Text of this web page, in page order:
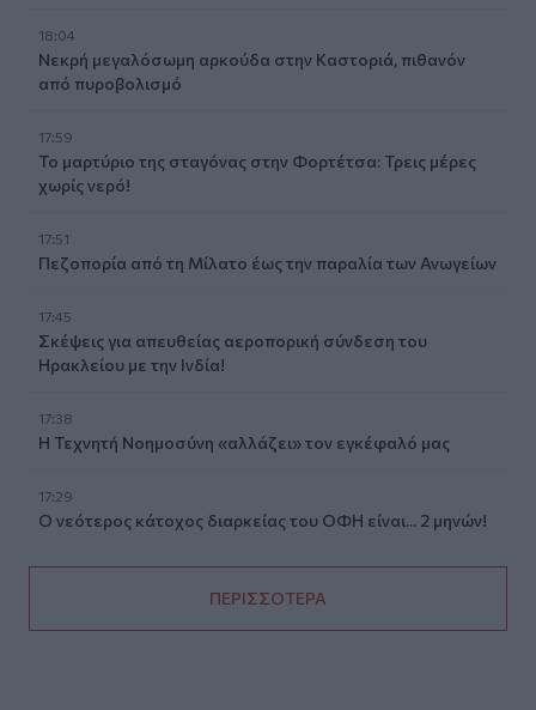
18:04
Νεκρή μεγαλόσωμη αρκούδα στην Καστοριά, πιθανόν
από πυροβολισμό
17:59
Το μαρτύριο της σταγόνας στην Φορτέτσα: Τρεις μέρες
χωρίς νερό!
17:51
Πεζοπορία από τη Μίλατο έως την παραλία των Ανωγείων
17:45
Σκέψεις για απευθείας αεροπορική σύνδεση του
Ηρακλείου με την Ινδία!
17:38
Η Τεχνητή Νοημοσύνη «αλλάζει» τον εγκέφαλό μας
17:29
Ο νεότερος κάτοχος διαρκείας του ΟΦΗ είναι... 2 μηνών!
ΠΕΡΙΣΣΟΤΕΡΑ